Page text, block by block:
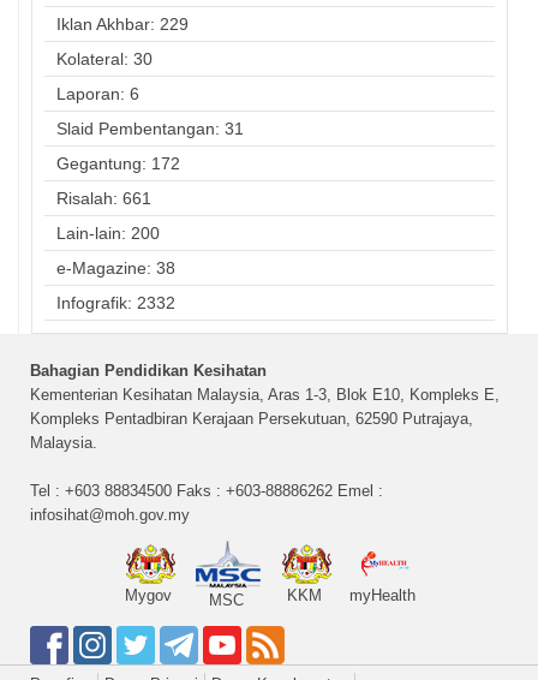
Iklan Akhbar: 229
Kolateral: 30
Laporan: 6
Slaid Pembentangan: 31
Gegantung: 172
Risalah: 661
Lain-lain: 200
e-Magazine: 38
Infografik: 2332
Bahagian Pendidikan Kesihatan
Kementerian Kesihatan Malaysia, Aras 1-3, Blok E10, Kompleks E,
Kompleks Pentadbiran Kerajaan Persekutuan, 62590 Putrajaya,
Malaysia.
Tel : +603 88834500 Faks : +603-88886262 Emel :
infosihat@moh.gov.my
Mygov MSC KKM myHealth